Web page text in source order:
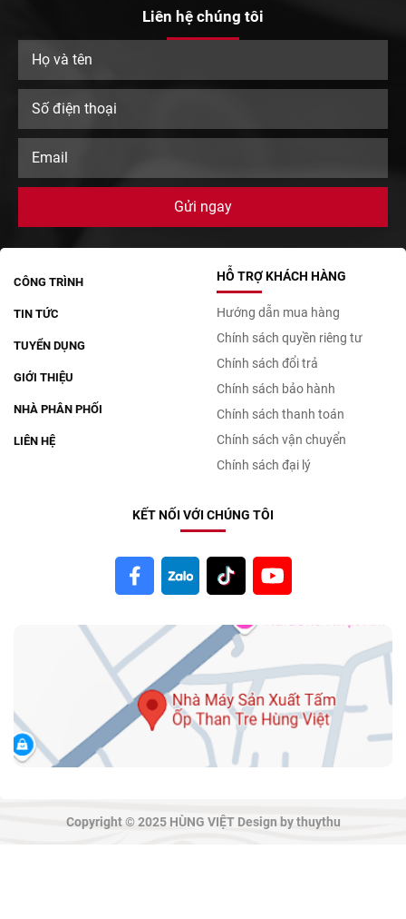
Liên hệ chúng tôi
CÔNG TRÌNH
TIN TỨC
TUYỂN DỤNG
GIỚI THIỆU
NHÀ PHÂN PHỐI
LIÊN HỆ
HỖ TRỢ KHÁCH HÀNG
Hướng dẫn mua hàng
Chính sách quyền riêng tư
Chính sách đổi trả
Chính sách bảo hành
Chính sách thanh toán
Chính sách vận chuyển
Chính sách đại lý
KẾT NỐI VỚI CHÚNG TÔI
Copyright © 2025 HÙNG VIỆT Design by thuythu